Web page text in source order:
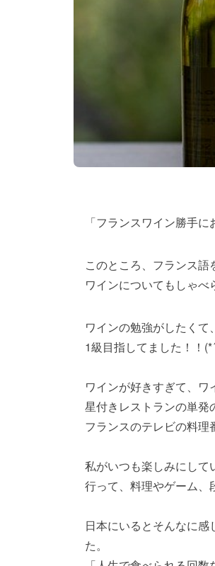
「フランスワイン勝手
このところ、フランス
ワインについてもしゃ
ワインの勉強がしたく
1級目指してました！！
ワインが好きすぎて、ワ
星付きレストランの単
フランスのテレビの料理
私がいつも楽しみにして
行って、料理やゲーム、
日本にいるとそんなに
た。